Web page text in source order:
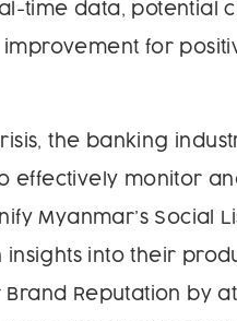
time data, potential
for
the banking
effectively monitor
Myanmar’s Social
into their
Reputation by